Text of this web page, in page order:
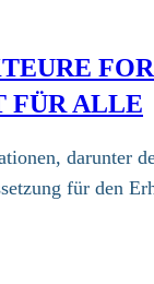
FÜR ALLE
darunter
für den